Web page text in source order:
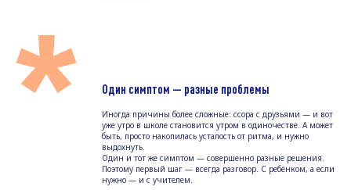
Один симптом — разные проблемы
Иногда причины более сложные: ссора с друзьями — и вот
уже утро в школе становится утром в одиночестве. А может
быть, просто накопилась усталость от ритма, и нужно
выдохнуть.
Один и тот же симптом — совершенно разные решения.
Поэтому первый шаг — всегда разговор. С ребёнком, а если
нужно — и с учителем.
*